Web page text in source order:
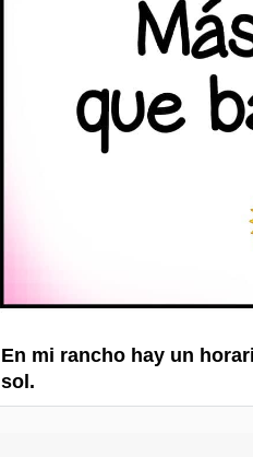
En mi rancho hay un
sol.